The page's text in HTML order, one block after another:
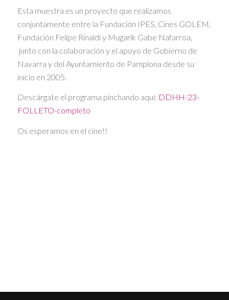
Esta muestra es un proyecto que realizamos
conjuntamente entre la Fundación IPES, Cines GOLEM,
Fundación Felipe Rinaldi y Mugarik Gabe Nafarroa,
junto con la colaboración y el apoyo de Gobierno de
Navarra y del Ayuntamiento de Pamplona desde su
inicio en 2005.
Descárgate el programa pinchando aquí: DDHH-23-
FOLLETO-completo
Os esperamos en el cine!!